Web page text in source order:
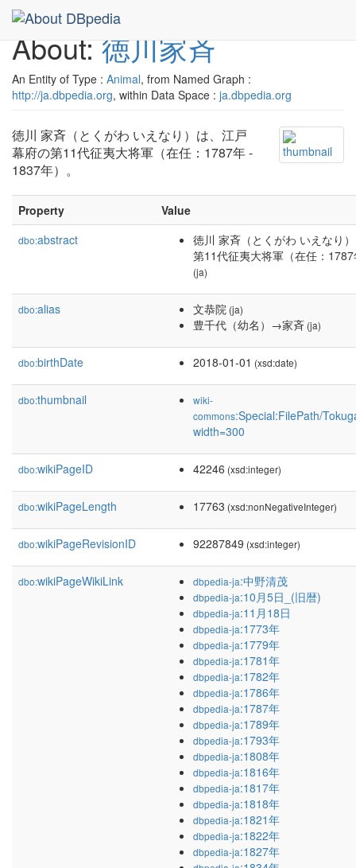
About:徳川家斉
An Entity of Type : Animal, from Named Graph :
http://ja.dbpedia.org, within Data Space : ja.dbpedia.org
徳川 家斉（とくがわ いえなり）は、江戸
幕府の第11代征夷大将軍（在任：1787年 -
1837年）。
Property Value
dbo:abstract
徳川 家斉（とくがわ いえなり
第11代征夷大将軍（在任：
(ja)
dbo:alias 文恭院 (ja)
豊千代（幼名）→家斉 (ja)
dbo:birthDate 2018-01-01 (xsd:date)
dbo:thumbnail
wiki-
commons:Special:FilePath/
width=300
dbo:wikiPageID 42246 (xsd:integer)
dbo:wikiPageLength 17763 (xsd:nonNegativeInteger)
dbo:wikiPageRevisionID 92287849 (xsd:integer)
dbo:wikiPageWikiLink dbpedia-ja:中野清茂
dbpedia-ja:10月5日_(旧暦)
dbpedia-ja:11月18日
dbpedia-ja:1773年
dbpedia-ja:1779年
dbpedia-ja:1781年
dbpedia-ja:1782年
dbpedia-ja:1786年
dbpedia-ja:1787年
dbpedia-ja:1789年
dbpedia-ja:1793年
dbpedia-ja:1808年
dbpedia-ja:1816年
dbpedia-ja:1817年
dbpedia-ja:1818年
dbpedia-ja:1821年
dbpedia-ja:1822年
dbpedia-ja:1827年